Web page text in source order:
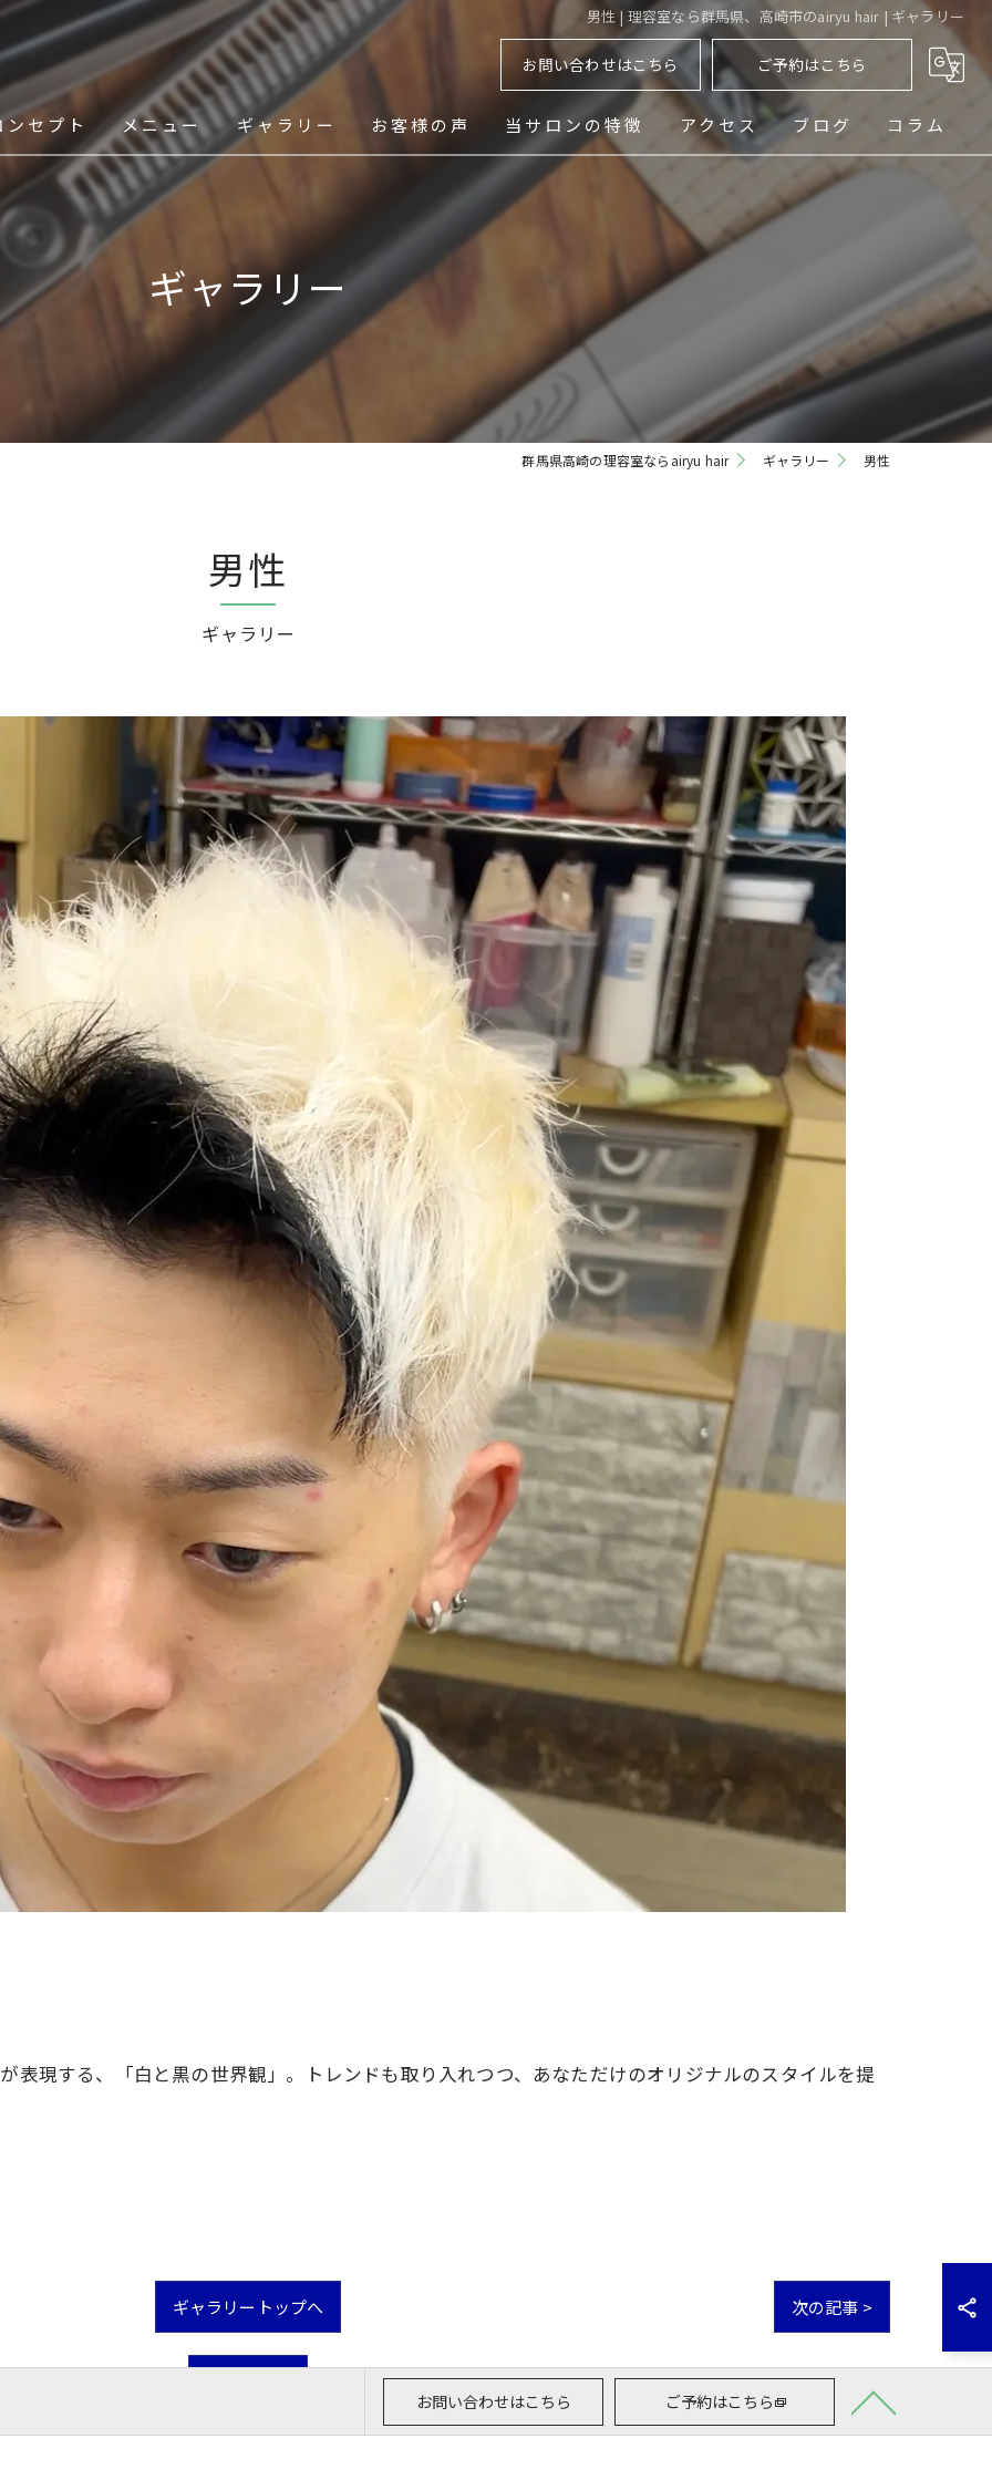
男性 | 理容室なら群馬県、高崎市のairyu hair | ギャラリー
お問い合わせはこちら ご予約はこちら
ンセプト
タッフ
メニュー ギャラリー お客様の声 当サロンの特徴
ヘッドスパ
フェード
アクセス ブログ コラム
ギャラリー
群馬県高崎の理容室ならairyu hair ギャラリー 男性
ギャラリー
男性
現する、「白と黒の世界観」。トレンドも取り入れつつ、あなただけのオリジナルのスタイルを提
ギャラリートップへ 次の記事 >
お問い合わせはこちら ご予約はこちら